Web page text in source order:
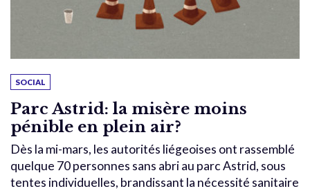
SOCIAL
Parc Astrid: la misère moins
pénible en plein air?
Dès la mi-mars, les autorités liégeoises ont rassemblé
quelque 70 personnes sans abri au parc Astrid, sous
tentes individuelles, brandissant la nécessité sanitaire